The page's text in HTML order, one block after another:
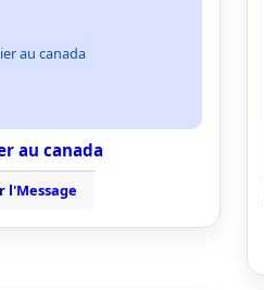
au canada
au canada
l'Message